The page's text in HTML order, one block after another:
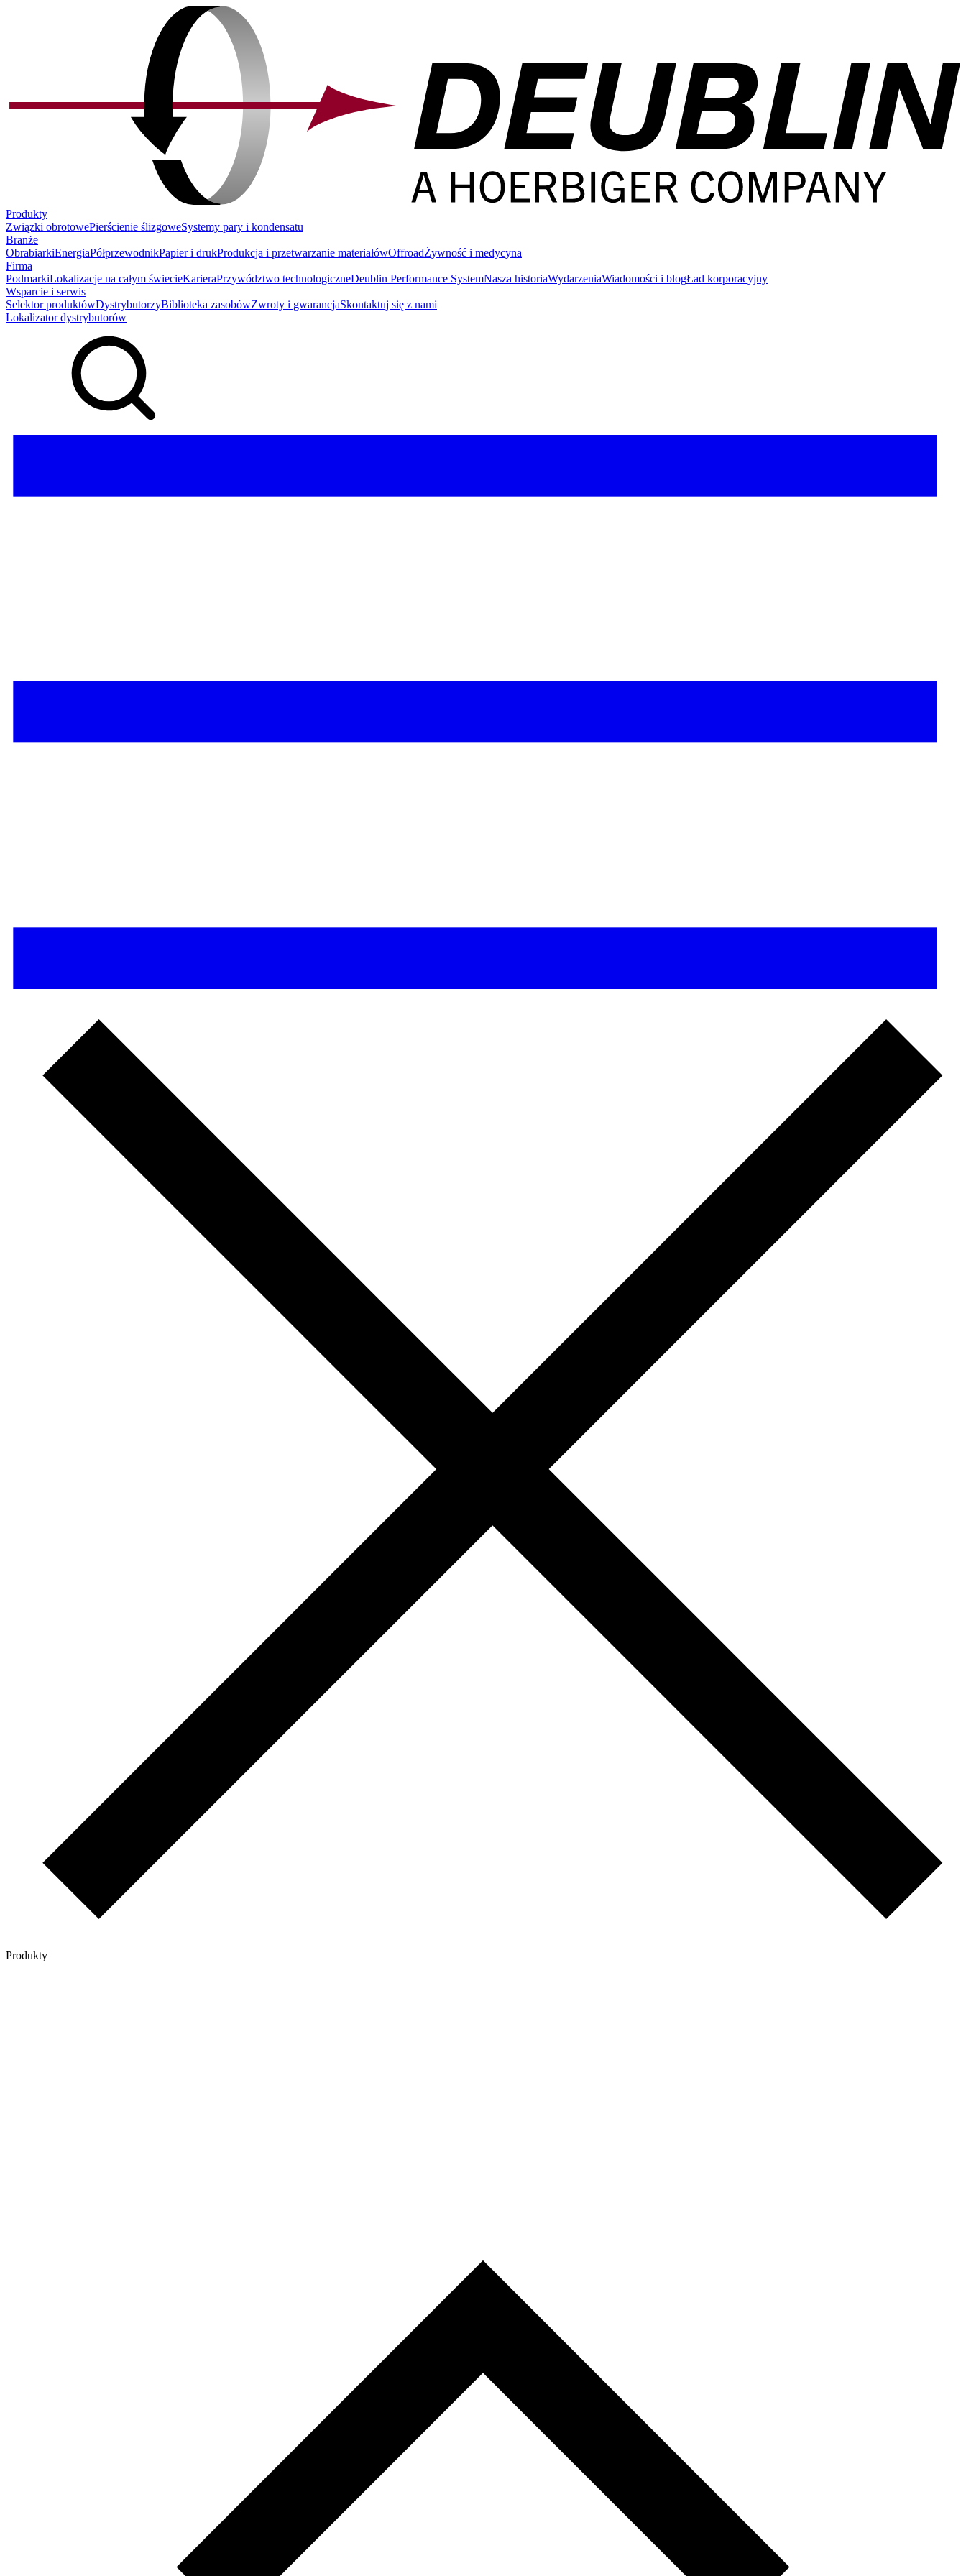
Produkty
Związki obrotowePierścienie ślizgoweSystemy pary i kondensatu
Branże
ObrabiarkiEnergiaPółprzewodnikPapier i drukProdukcja i przetwarzanie materiałówOffroadŻywność i medycyna
Firma
PodmarkiLokalizacje na całym świecieKarieraPrzywództwo technologiczneDeublin Performance SystemNasza historiaWydarzeniaWiadomości i blogŁad korporacyjny
Wsparcie i serwis
Selektor produktówDystrybutorzyBiblioteka zasobówZwroty i gwarancjaSkontaktuj się z nami
Lokalizator dystrybutorów
Produkty